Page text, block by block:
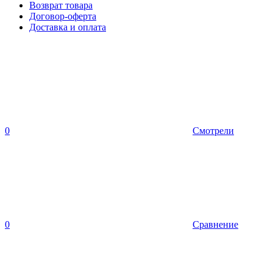
Возврат товара
Договор-оферта
Доставка и оплата
0 Смотрели
0 Сравнение